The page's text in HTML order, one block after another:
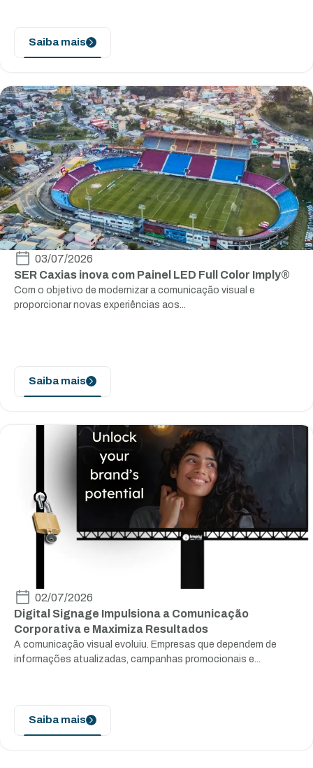
Saiba mais
03/07/2026
SER Caxias inova com Painel LED Full Color Imply®
Com o objetivo de modernizar a comunicação visual e
proporcionar novas experiências aos...
Saiba mais
02/07/2026
Digital Signage Impulsiona a Comunicação
Corporativa e Maximiza Resultados
A comunicação visual evoluiu. Empresas que dependem de
informações atualizadas, campanhas promocionais e...
Saiba mais